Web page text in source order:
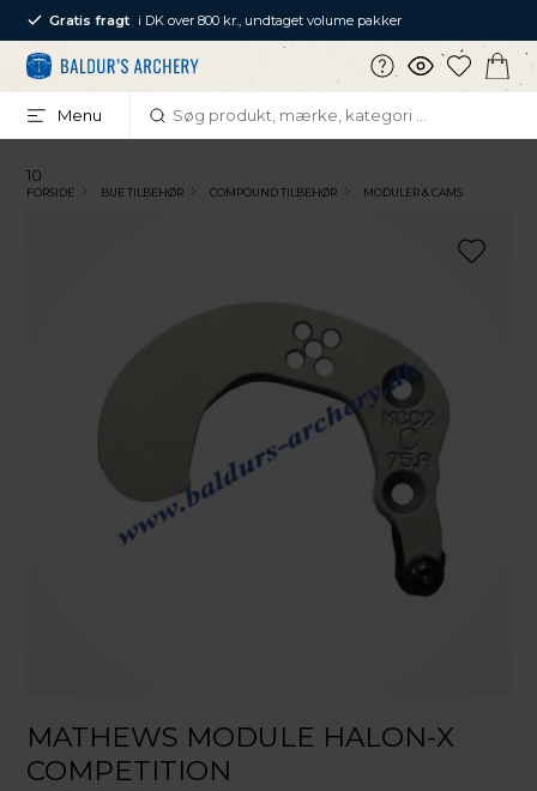
Gratis fragt i DK over 800 kr., undtaget volume pakker
Menu
10
FORSIDE BUE TILBEHØR COMPOUND TILBEHØR MODULER & CAMS
MATHEWS MODULE HALON-X
COMPETITION